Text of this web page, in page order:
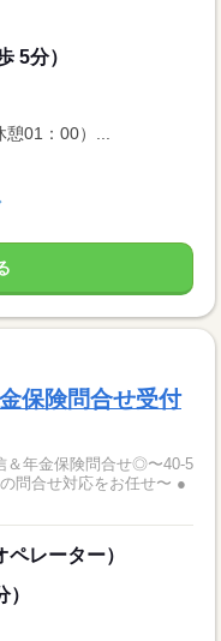
5分）
01：00）...
保険問合せ受付
＆年金保険問合せ◎〜40-5
問合せ対応をお任せ〜 ●
レーター）